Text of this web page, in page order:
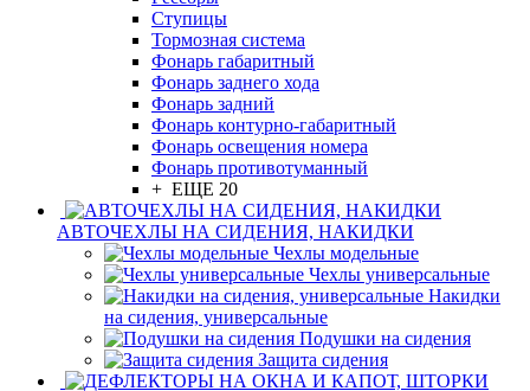
Ступицы
Тормозная система
Фонарь габаритный
Фонарь заднего хода
Фонарь задний
Фонарь контурно-габаритный
Фонарь освещения номера
Фонарь противотуманный
+ ЕЩЕ 20
АВТОЧЕХЛЫ НА СИДЕНИЯ, НАКИДКИ
Чехлы модельные
Чехлы универсальные
Накидки
на сидения, универсальные
Подушки на сидения
Защита сидения